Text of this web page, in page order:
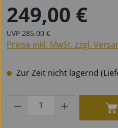
Regulärer Preis:
249,00 €
UVP Regulärer Preis:
285,00 €
Preise inkl. MwSt. zzgl.
Zur Zeit nicht lagernd
Produkt Anzahl: